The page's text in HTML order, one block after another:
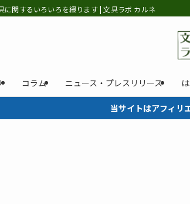
に関するいろいろを綴ります | 文具ラボ カルネ
コラム ニュース・プレスリリース
当サイトはアフィリ